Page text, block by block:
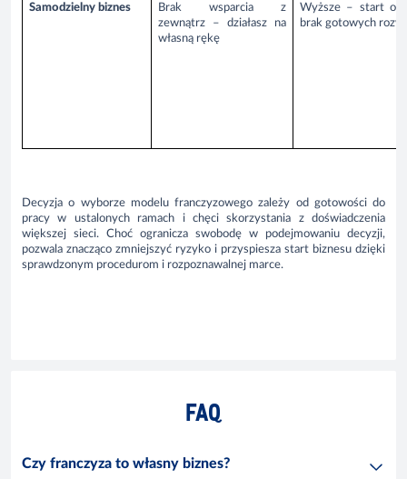
Samodzielny biznes
Brak wsparcia z
zewnątrz – działasz na
własną rękę
Wyższe – start od
brak gotowych
Decyzja o wyborze modelu franczyzowego zależy od gotowości do
pracy w ustalonych ramach i chęci skorzystania z doświadczenia
większej sieci. Choć ogranicza swobodę w podejmowaniu decyzji,
pozwala znacząco zmniejszyć ryzyko i przyspiesza start biznesu dzięki
sprawdzonym procedurom i rozpoznawalnej marce.
FAQ
Czy franczyza to własny biznes?